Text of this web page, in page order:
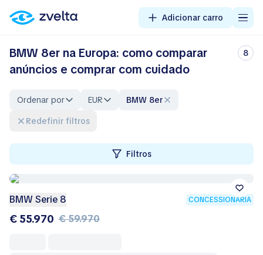
Adicionar carro
BMW 8er na Europa: como comparar
anúncios e comprar com cuidado
8
Ordenar por EUR
BMW 8er
Redefinir filtros
Filtros
BMW Serie 8 CONCESSIONÁRIA
€ 55.970 € 59.970